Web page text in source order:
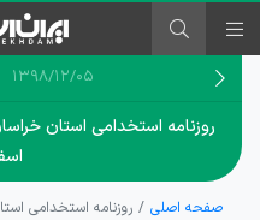
۱۳۹۸/۱۲/۰۵
صفحه اصلی روزنامه استخدامی